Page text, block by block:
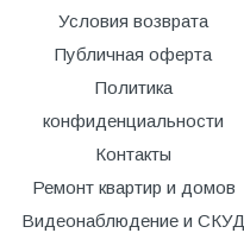
Условия возврата
Публичная оферта
Политика
конфиденциальности
Контакты
Ремонт квартир и домов
Видеонаблюдение и СКУД